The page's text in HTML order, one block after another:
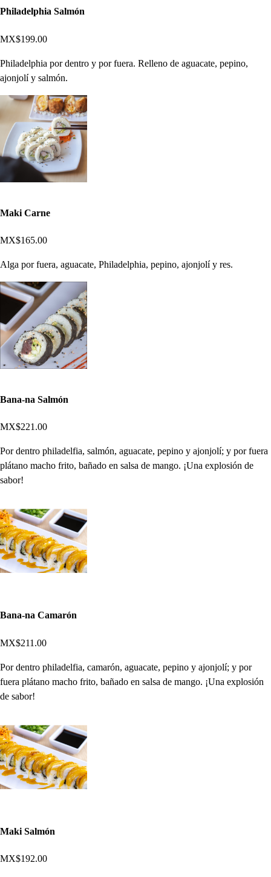
Philadelphia Salmón
MX$199.00
Philadelphia por dentro y por fuera. Relleno de aguacate, pepino,
ajonjolí y salmón.
Maki Carne
MX$165.00
Alga por fuera, aguacate, Philadelphia, pepino, ajonjolí y res.
Bana-na Salmón
MX$221.00
Por dentro philadelfia, salmón, aguacate, pepino y ajonjolí; y por fuera
plátano macho frito, bañado en salsa de mango. ¡Una explosión de
sabor!
Bana-na Camarón
MX$211.00
Por dentro philadelfia, camarón, aguacate, pepino y ajonjolí; y por
fuera plátano macho frito, bañado en salsa de mango. ¡Una explosión
de sabor!
Maki Salmón
MX$192.00